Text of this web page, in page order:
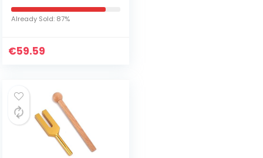
gitaarpedaal voor
elke gitaartechnicus
Already Sold: 87%
€59.59